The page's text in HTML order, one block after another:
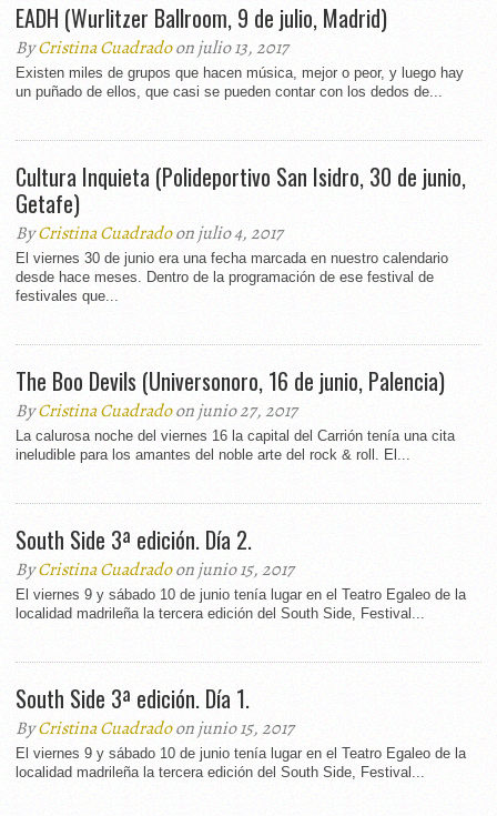
EADH (Wurlitzer Ballroom, 9 de julio, Madrid)
ByCristina Cuadradoon julio 13, 2017
Existen miles de grupos que hacen música, mejor o peor, y luego hay
un puñado de ellos, que casi se pueden contar con los dedos de...
Cultura Inquieta (Polideportivo San Isidro, 30 de junio,
Getafe)
ByCristina Cuadradoon julio 4, 2017
El viernes 30 de junio era una fecha marcada en nuestro calendario
desde hace meses. Dentro de la programación de ese festival de
festivales que...
The Boo Devils (Universonoro, 16 de junio, Palencia)
ByCristina Cuadradoon junio 27, 2017
La calurosa noche del viernes 16 la capital del Carrión tenía una cita
ineludible para los amantes del noble arte del rock & roll. El...
South Side 3ª edición. Día 2.
ByCristina Cuadradoon junio 15, 2017
El viernes 9 y sábado 10 de junio tenía lugar en el Teatro Egaleo de la
localidad madrileña la tercera edición del South Side, Festival...
South Side 3ª edición. Día 1.
ByCristina Cuadradoon junio 15, 2017
El viernes 9 y sábado 10 de junio tenía lugar en el Teatro Egaleo de la
localidad madrileña la tercera edición del South Side, Festival...